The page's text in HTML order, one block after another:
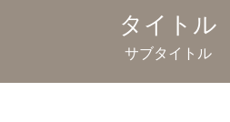
タイトル
サブタイトル